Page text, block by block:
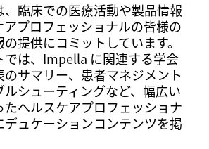
、臨床での医療活動や製品情報
プロフェッショナルの皆様の
提供にコミットしています。
では、Impella に関連する学会
サマリー、患者マネジメント
シューティングなど、幅広い
たヘルスケアプロフェッショナ
デュケーションコンテンツを掲